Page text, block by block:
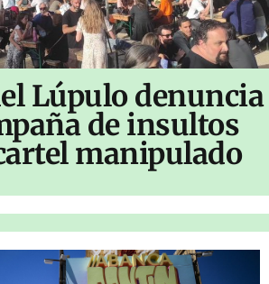
Lúpulo denuncia
de insultos
manipulado